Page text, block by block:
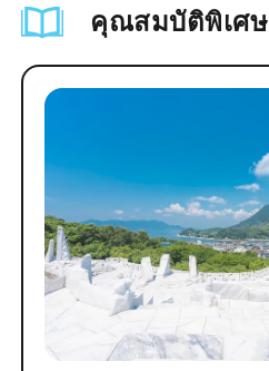
คุณสมบัติพิเศษ